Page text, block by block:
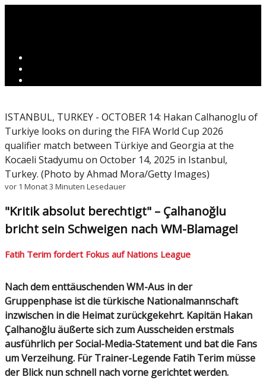
ISTANBUL, TURKEY - OCTOBER 14: Hakan Calhanoglu of
Turkiye looks on during the FIFA World Cup 2026
qualifier match between Türkiye and Georgia at the
Kocaeli Stadyumu on October 14, 2025 in Istanbul,
Turkey. (Photo by Ahmad Mora/Getty Images)
vor 1 Monat3 Minuten Lesedauer
"Kritik absolut berechtigt" – Çalhanoğlu
bricht sein Schweigen nach WM-Blamage!
Fatih Terim fordert Fokus auf Nations League
Nach dem enttäuschenden WM-Aus in der
Gruppenphase ist die türkische Nationalmannschaft
inzwischen in die Heimat zurückgekehrt. Kapitän Hakan
Çalhanoğlu äußerte sich zum Ausscheiden erstmals
ausführlich per Social-Media-Statement und bat die Fans
um Verzeihung. Für Trainer-Legende Fatih Terim müsse
der Blick nun schnell nach vorne gerichtet werden.